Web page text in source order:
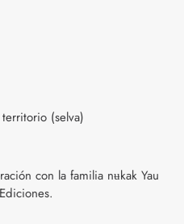
(selva)
con la familia nʉkak Yau